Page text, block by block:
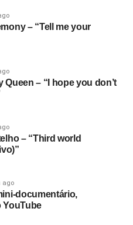
– “Tell me your
Queen – “I hope you don’t
– “Third world
ago
documentário,
YouTube